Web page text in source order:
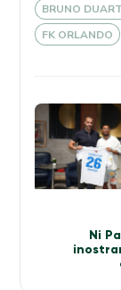
BRUNO
FK ORLANDO
članka
Ni